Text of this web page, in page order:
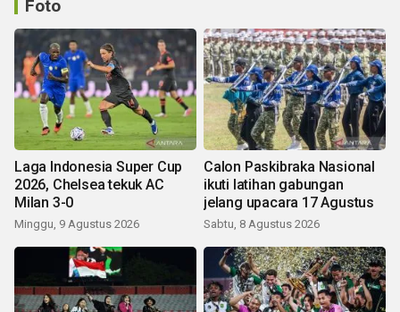
Foto
Laga Indonesia Super Cup
2026, Chelsea tekuk AC
Milan 3-0
Minggu, 9 Agustus 2026
Calon Paskibraka Nasional
ikuti latihan gabungan
jelang upacara 17 Agustus
Sabtu, 8 Agustus 2026